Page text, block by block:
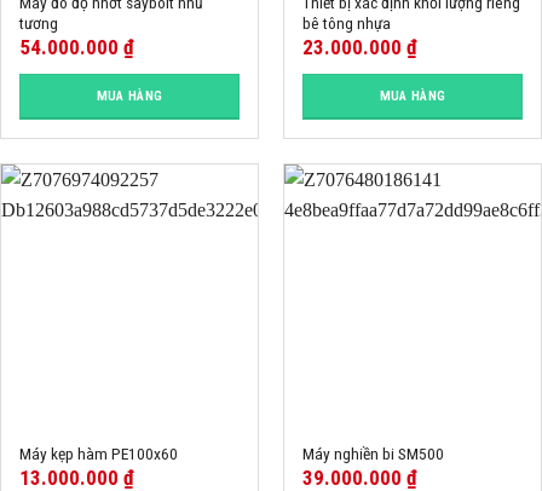
tương
54.000.000 ₫
MUA HÀNG
bê tông nhựa
23.000.000 ₫
MUA HÀNG
Máy kẹp hàm PE100x60
13.000.000 ₫
Máy nghiền bi SM500
39.000.000 ₫